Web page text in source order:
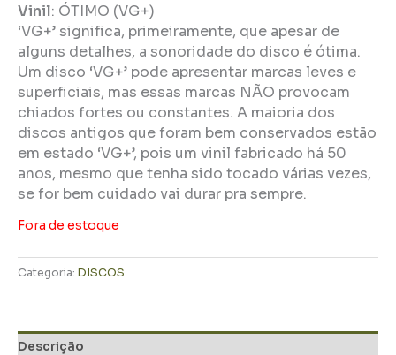
Vinil: ÓTIMO (VG+)
‘VG+’ significa, primeiramente, que apesar de
alguns detalhes, a sonoridade do disco é ótima.
Um disco ‘VG+’ pode apresentar marcas leves e
superficiais, mas essas marcas NÃO provocam
chiados fortes ou constantes. A maioria dos
discos antigos que foram bem conservados estão
em estado ‘VG+’, pois um vinil fabricado há 50
anos, mesmo que tenha sido tocado várias vezes,
se for bem cuidado vai durar pra sempre.
Fora de estoque
Categoria: DISCOS
Descrição